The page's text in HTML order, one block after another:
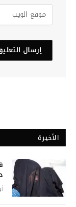
الأخيرة